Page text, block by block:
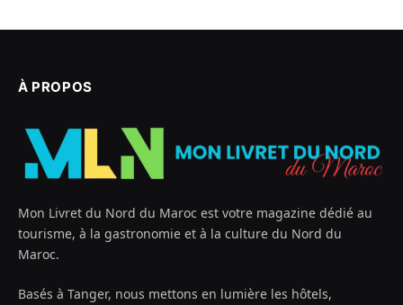
À PROPOS
Mon Livret du Nord du Maroc est votre magazine dédié au
tourisme, à la gastronomie et à la culture du Nord du
Maroc.
Basés à Tanger, nous mettons en lumière les hôtels,